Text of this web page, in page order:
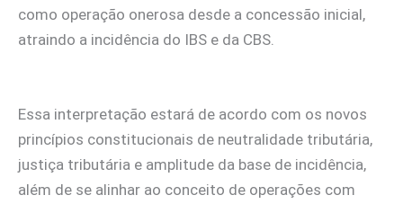
como operação onerosa desde a concessão inicial,
atraindo a incidência do IBS e da CBS.
Essa interpretação estará de acordo com os novos
princípios constitucionais de neutralidade tributária,
justiça tributária e amplitude da base de incidência,
além de se alinhar ao conceito de operações com